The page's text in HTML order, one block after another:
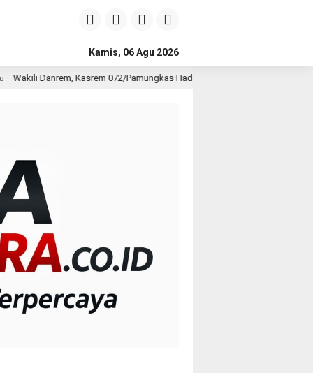
Kamis, 06 Agu 2026
072/Pamungkas Hadiri Pembukaan Government Procurement Forum &